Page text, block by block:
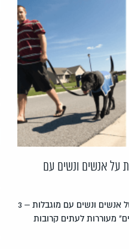
על אנשים ונשים עם
מערך ליום הבינלאומי לזכויות של אנשים ונשים עם מוגבלות – 3
מעוררות לעתים קרובות